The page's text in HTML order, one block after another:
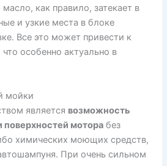
как правило, затекает в
и узкие места в блоке
Все это может привести к
что особенно актуально в
мойки
является возможность
мотора без
химических моющих средств,
При очень сильном